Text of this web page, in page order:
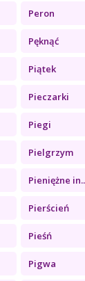
Peron
Pęknąć
Piątek
Pieczarki
Piegi
Pielgrzym
Pieniężne
Pierścień
Pieśń
Pigwa